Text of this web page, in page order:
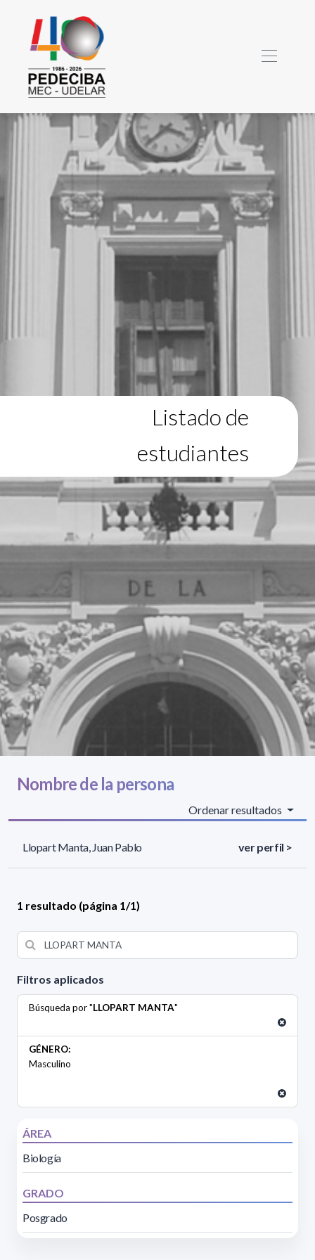
Listado de
estudiantes
Filtros aplicados
Búsqueda por "LLOPART MANTA"
GÉNERO:
Masculino
ÁREA
Biología
GRADO
Posgrado
Nombre de la persona
Ordenar resultados
Llopart Manta, Juan Pablo ver perfil >
1 resultado (página 1/1)